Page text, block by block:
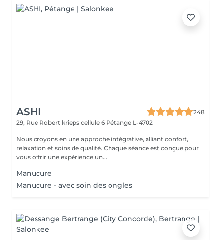
ASHI
248
29, Rue Robert krieps cellule 6 Pétange L-4702
Nous croyons en une approche intégrative, alliant confort,
relaxation et soins de qualité. Chaque séance est conçue pour
vous offrir une expérience un...
Manucure
Manucure - avec soin des ongles